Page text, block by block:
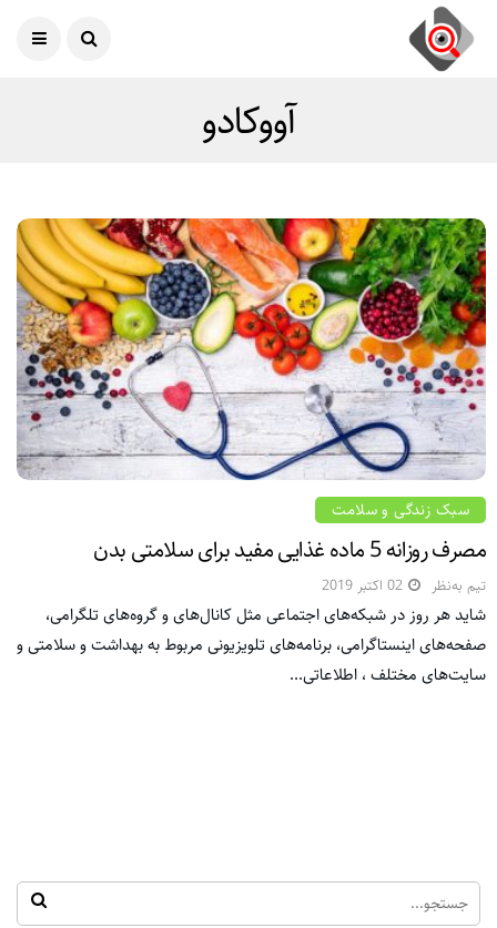
آووکادو
سبک زندگی و سلامت
مصرف روزانه 5 ماده غذایی مفید برای سلامتی بدن
تیم به‌نظر 02 اکتبر 2019
شاید هر روز در شبکه‌های اجتماعی مثل کانال‌های و گروه‌های تلگرامی،
صفحه‌های اینستاگرامی، برنامه‌های تلویزیونی مربوط به بهداشت و سلامتی و
سایت‌‌های مختلف ، اطلاعاتی...